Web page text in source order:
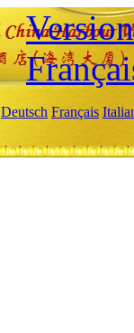
Deutsch Français